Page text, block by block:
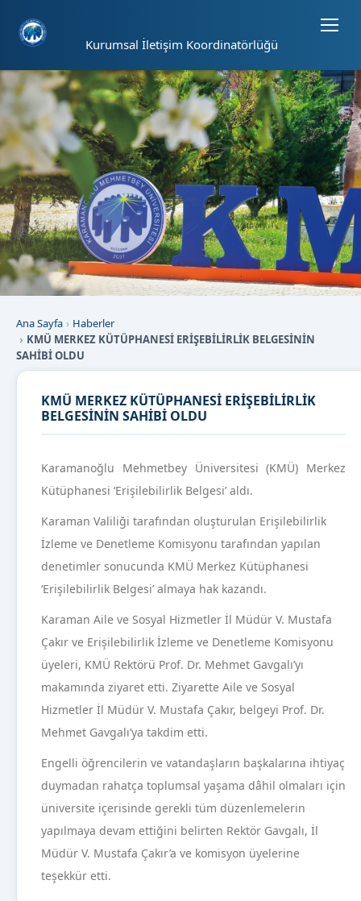
Kurumsal İletişim Koordinatörlüğü
Ana Sayfa
Haberler
KMÜ MERKEZ KÜTÜPHANESİ ERİŞEBİLİRLİK BELGESİNİN
SAHİBİ OLDU
KMÜ MERKEZ KÜTÜPHANESİ ERİŞEBİLİRLİK
BELGESİNİN SAHİBİ OLDU
Karamanoğlu Mehmetbey Üniversitesi (KMÜ) Merkez
Kütüphanesi ‘Erişilebilirlik Belgesi’ aldı.
Karaman Valiliği tarafından oluşturulan Erişilebilirlik
İzleme ve Denetleme Komisyonu tarafından yapılan
denetimler sonucunda KMÜ Merkez Kütüphanesi
‘Erişilebilirlik Belgesi’ almaya hak kazandı.
Karaman Aile ve Sosyal Hizmetler İl Müdür V. Mustafa
Çakır ve Erişilebilirlik İzleme ve Denetleme Komisyonu
üyeleri, KMÜ Rektörü Prof. Dr. Mehmet Gavgalı’yı
makamında ziyaret etti. Ziyarette Aile ve Sosyal
Hizmetler İl Müdür V. Mustafa Çakır, belgeyi Prof. Dr.
Mehmet Gavgalı’ya takdim etti.
Engelli öğrencilerin ve vatandaşların başkalarına ihtiyaç
duymadan rahatça toplumsal yaşama dâhil olmaları için
üniversite içerisinde gerekli tüm düzenlemelerin
yapılmaya devam ettiğini belirten Rektör Gavgalı, İl
Müdür V. Mustafa Çakır’a ve komisyon üyelerine
teşekkür etti.